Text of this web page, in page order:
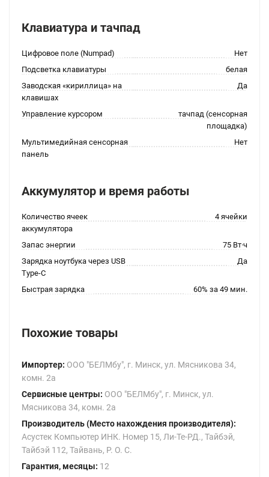
Клавиатура и тачпад
Цифровое поле (Numpad)
Нет
Подсветка клавиатуры
белая
Заводская «кириллица» на
клавишах
Да
Управление курсором
тачпад (сенсорная
площадка)
Мультимедийная сенсорная
панель
Нет
Аккумулятор и время работы
Количество ячеек
аккумулятора
4 ячейки
Запас энергии
75 Вт·ч
Зарядка ноутбука через USB
Type-C
Да
Быстрая зарядка 60% за 49 мин.
Похожие товары
Импортер: ООО "БЕЛМбу", г. Минск, ул. Мясникова 34,
комн. 2а
Сервисные центры: ООО "БЕЛМбу", г. Минск, ул.
Мясникова 34, комн. 2а
Производитель (Место нахождения производителя):
Асустек Компьютер ИНК. Номер 15, Ли-Те-РД., Тайбэй,
Тайбэй 112, Тайвань, Р. О. С.
Гарантия, месяцы: 12